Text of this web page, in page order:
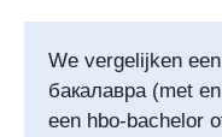
We vergelijken een
бакалавра(met en
een hbo-bachelor